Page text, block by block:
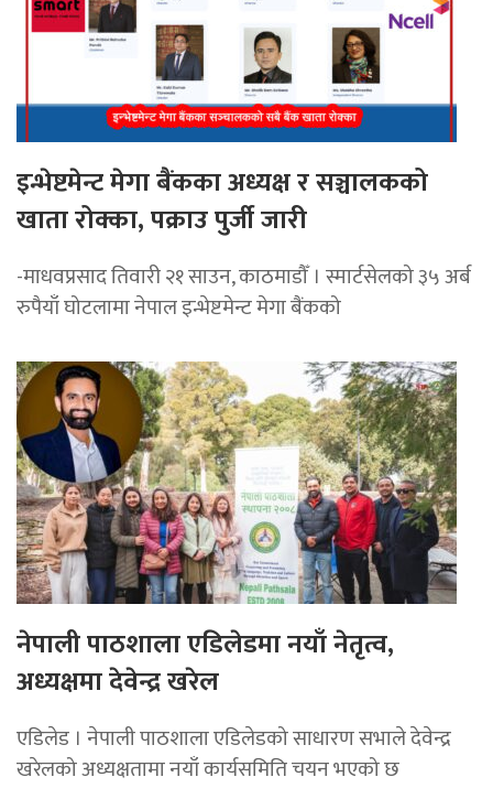
इन्भेष्टमेन्ट मेगा बैंकका अध्यक्ष र सञ्चालकको
खाता रोक्का, पक्राउ पुर्जी जारी
-माधवप्रसाद तिवारी २१ साउन, काठमाडौँ । स्मार्टसेलको ३५ अर्ब
रुपैयाँ घोटलामा नेपाल इन्भेष्टमेन्ट मेगा बैंकको
नेपाली पाठशाला एडिलेडमा नयाँ नेतृत्व,
अध्यक्षमा देवेन्द्र खरेल
एडिलेड । नेपाली पाठशाला एडिलेडको साधारण सभाले देवेन्द्र
खरेलको अध्यक्षतामा नयाँ कार्यसमिति चयन भएको छ